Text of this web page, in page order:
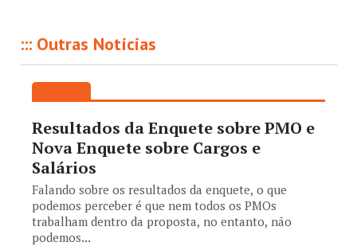
::: Outras Notícias
Resultados da Enquete sobre PMO e
Nova Enquete sobre Cargos e
Salários
Falando sobre os resultados da enquete, o que
podemos perceber é que nem todos os PMOs
trabalham dentro da proposta, no entanto, não
podemos...